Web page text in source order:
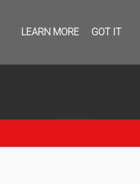
LEARN MORE GOT IT